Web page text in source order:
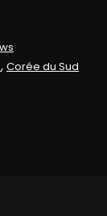
, Corée du Sud